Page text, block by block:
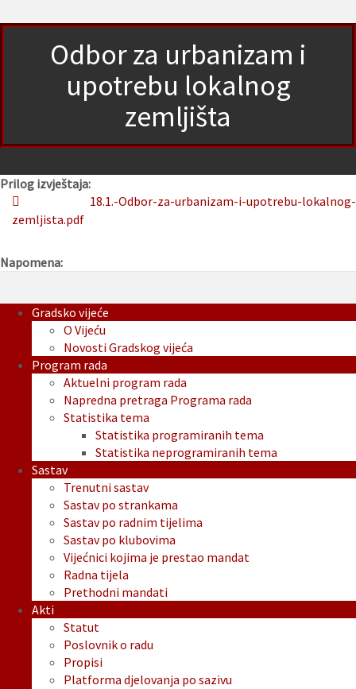
Odbor za urbanizam i
upotrebu lokalnog
zemljišta
Prilog izvještaja:
18.1.-Odbor-za-urbanizam-i-upotrebu-lokalnog-
zemljista.pdf
Napomena:
Gradsko vijeće
O Vijeću
Novosti Gradskog vijeća
Program rada
Aktuelni program rada
Napredna pretraga Programa rada
Statistika tema
Statistika programiranih tema
Statistika neprogramiranih tema
Sastav
Trenutni sastav
Sastav po strankama
Sastav po radnim tijelima
Sastav po klubovima
Vijećnici kojima je prestao mandat
Radna tijela
Prethodni mandati
Akti
Statut
Poslovnik o radu
Propisi
Platforma djelovanja po sazivu